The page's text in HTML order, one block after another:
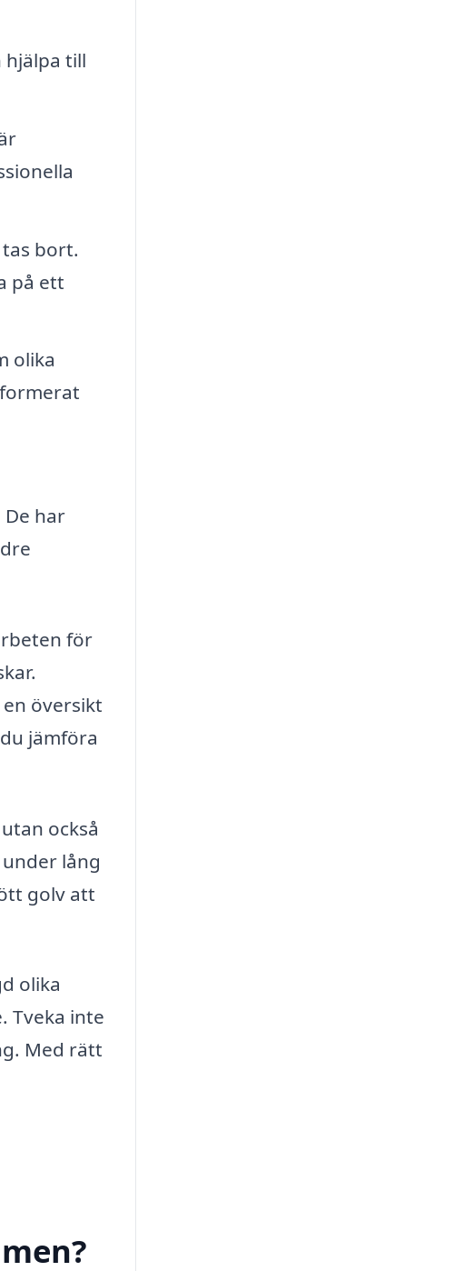
hjälpa till
bort.
på ett
olika
har
för
översikt
jämföra
också
lång
golv att
olika
Tveka inte
Med rätt